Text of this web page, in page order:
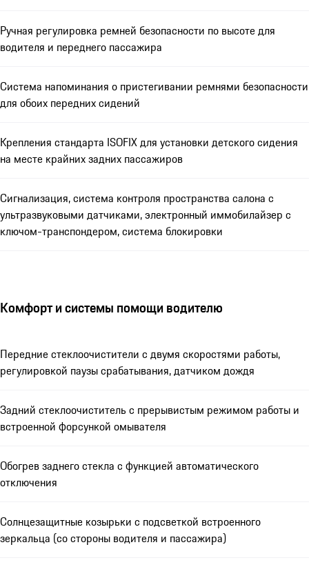
Ручная регулировка ремней безопасности по высоте для
водителя и переднего пассажира
Система напоминания о пристегивании ремнями безопасности
для обоих передних сидений
Крепления стандарта ISOFIX для установки детского сидения
на месте крайних задних пассажиров
Сигнализация, система контроля пространства салона с
ультразвуковыми датчиками, электронный иммобилайзер с
ключом-транспондером, система блокировки
Комфорт и системы помощи водителю
Передние стеклоочистители с двумя скоростями работы,
регулировкой паузы срабатывания, датчиком дождя
Задний стеклоочиститель с прерывистым режимом работы и
встроенной форсункой омывателя
Обогрев заднего стекла с функцией автоматического
отключения
Солнцезащитные козырьки с подсветкой встроенного
зеркальца (со стороны водителя и пассажира)